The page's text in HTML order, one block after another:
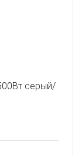
серый/